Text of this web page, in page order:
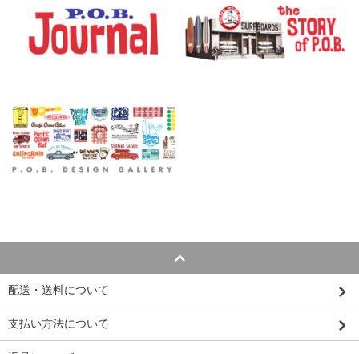
配送・送料について
支払い方法について